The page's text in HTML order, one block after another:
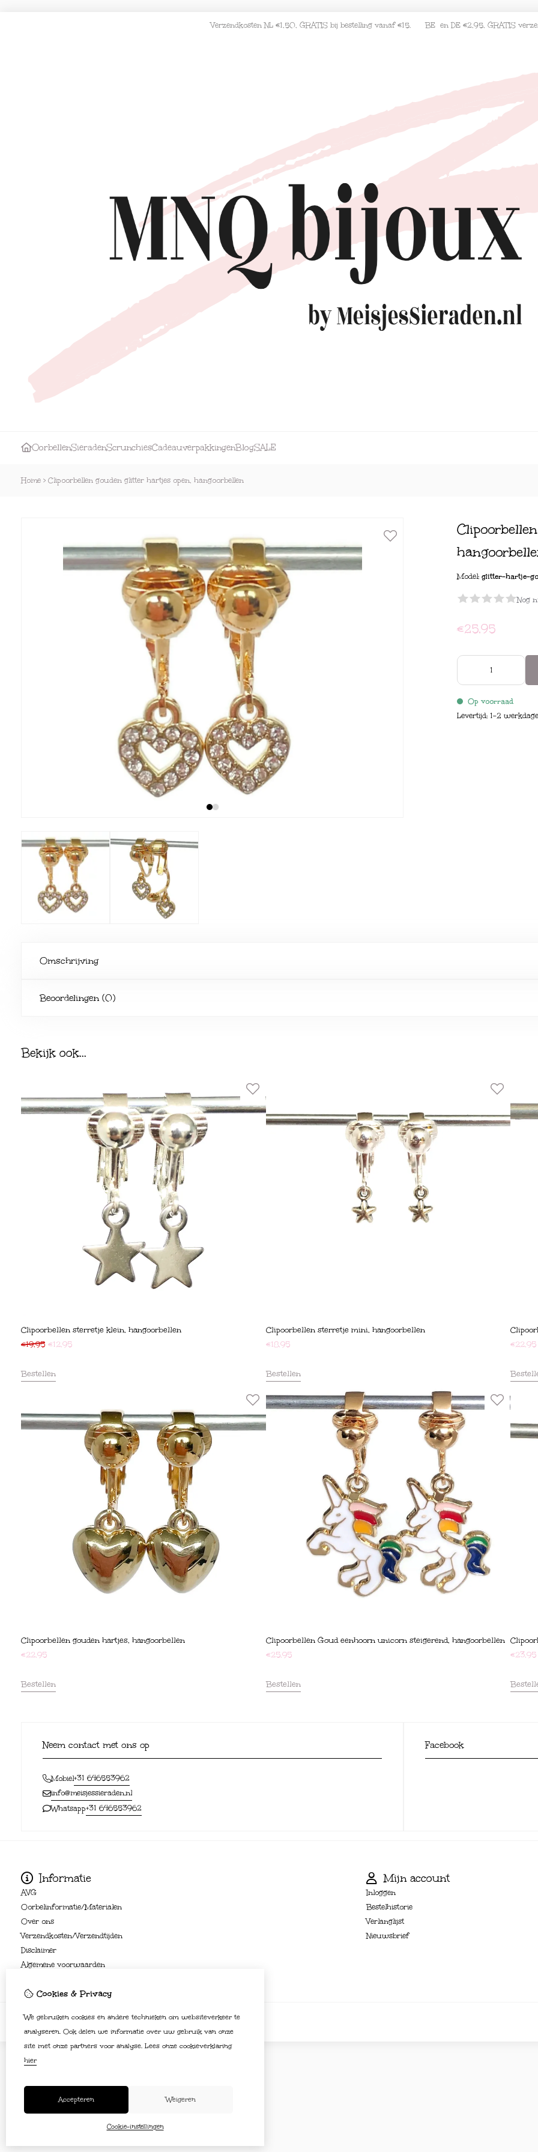
Verzendkosten NL €1,50, GRATIS bij bestelling vanaf €15. BE en DE €2,95, GRATIS
OorbellenSieradenScrunchiesCadeauverpakkingenBlogSALE
Home > Clipoorbellen gouden glitter hartjes open, hangoorbellen
Model:glitter-hartje-
Nog
€25,95
Op voorraad
Levertijd: 1-2
Omschrijving
Beoordelingen (0)
Bekijk ook...
Clipoorbellen sterretje klein, hangoorbellen
€19,95 €12,95
Bestellen
Clipoorbellen sterretje mini, hangoorbellen
€18,95
Bestellen
€22,95
Clipoorbellen gouden hartjes, hangoorbellen
€22,95
Bestellen
Clipoorbellen Goud eenhoorn unicorn steigerend, hangoorbellen
€25,95
Bestellen
€23,95
Neem contact met ons op
Mobiel+31 646553962
info@meisjessieraden.nl
Whatsapp+31 646553962
Facebook
Informatie
AVG
Oorbelinformatie/Materialen
Over ons
Verzendkosten/Verzendtijden
Disclaimer
Algemene voorwaarden
Mijn account
Inloggen
Bestelhistorie
Verlanglijst
Nieuwsbrief
Cookies & Privacy
We gebruiken cookies en andere technieken om websiteverkeer te
analyseren. Ook delen we informatie over uw gebruik van onze
site met onze partners voor analyse. Lees onze cookieverklaring
hier
Accepteren Weigeren
Cookie-instellingen